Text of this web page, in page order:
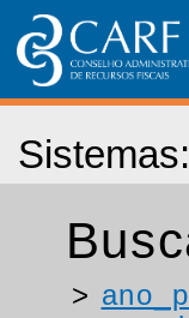
Sistemas:
>